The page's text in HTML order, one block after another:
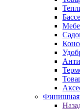
Финишная